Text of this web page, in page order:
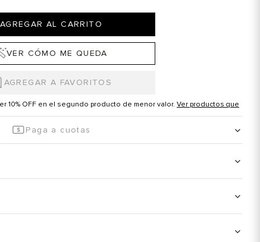
AGREGAR AL CARRITO
VER CÓMO ME QUEDA
10% OFF en el segundo producto de menor valor. Ver productos que
Paga a cuotas